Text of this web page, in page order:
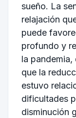
sueño. La
relajación
puede
profundo y
la
que la
estuvo
dificultades
disminución